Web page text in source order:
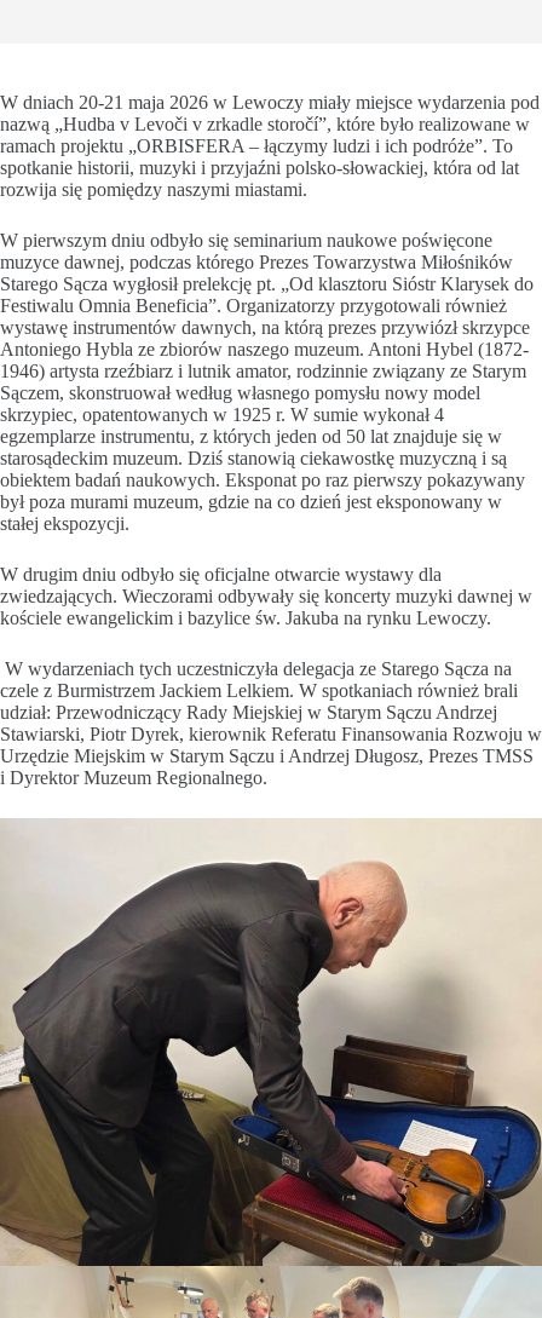
W dniach 20-21 maja 2026 w Lewoczy miały miejsce wydarzenia pod
nazwą „Hudba v Levoči v zrkadle storočí”, które było realizowane w
ramach projektu „ORBISFERA – łączymy ludzi i ich podróże”. To
spotkanie historii, muzyki i przyjaźni polsko-słowackiej, która od lat
rozwija się pomiędzy naszymi miastami.
W pierwszym dniu odbyło się seminarium naukowe poświęcone
muzyce dawnej, podczas którego Prezes Towarzystwa Miłośników
Starego Sącza wygłosił prelekcję pt. „Od klasztoru Sióstr Klarysek do
Festiwalu Omnia Beneficia”. Organizatorzy przygotowali również
wystawę instrumentów dawnych, na którą prezes przywiózł skrzypce
Antoniego Hybla ze zbiorów naszego muzeum. Antoni Hybel (1872-
1946) artysta rzeźbiarz i lutnik amator, rodzinnie związany ze Starym
Sączem, skonstruował według własnego pomysłu nowy model
skrzypiec, opatentowanych w 1925 r. W sumie wykonał 4
egzemplarze instrumentu, z których jeden od 50 lat znajduje się w
starosądeckim muzeum. Dziś stanowią ciekawostkę muzyczną i są
obiektem badań naukowych. Eksponat po raz pierwszy pokazywany
był poza murami muzeum, gdzie na co dzień jest eksponowany w
stałej ekspozycji.
W drugim dniu odbyło się oficjalne otwarcie wystawy dla
zwiedzających. Wieczorami odbywały się koncerty muzyki dawnej w
kościele ewangelickim i bazylice św. Jakuba na rynku Lewoczy.
W wydarzeniach tych uczestniczyła delegacja ze Starego Sącza na
czele z Burmistrzem Jackiem Lelkiem. W spotkaniach również brali
udział: Przewodniczący Rady Miejskiej w Starym Sączu Andrzej
Stawiarski, Piotr Dyrek, kierownik Referatu Finansowania Rozwoju w
Urzędzie Miejskim w Starym Sączu i Andrzej Długosz, Prezes TMSS
i Dyrektor Muzeum Regionalnego.